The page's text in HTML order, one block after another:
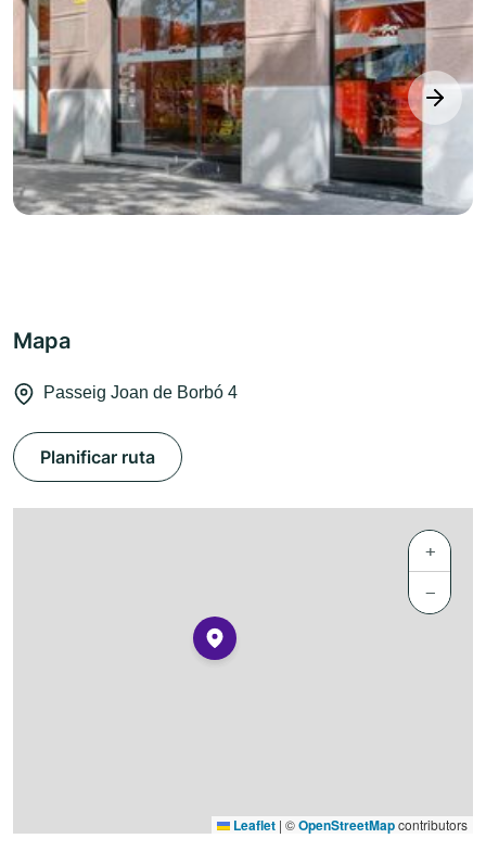
next
Mapa
Passeig Joan de Borbó 4
Planificar ruta
+
−
Leaflet | ©OpenStreetMapcontributors